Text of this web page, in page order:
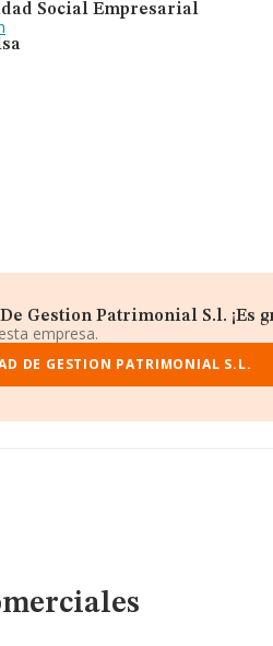
Social Empresarial
Gestion Patrimonial S.l. ¡Es
empresa.
DE GESTION PATRIMONIAL S.L.